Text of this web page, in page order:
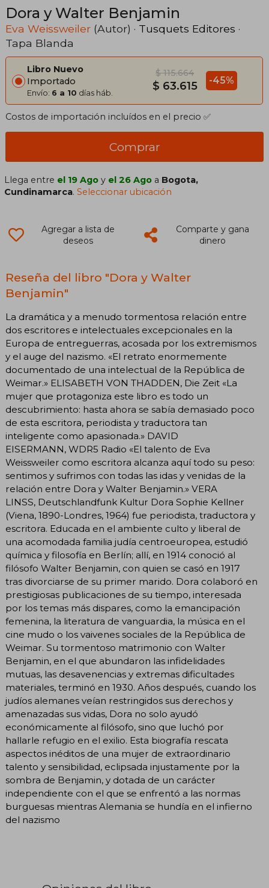
Dora y Walter Benjamin
Eva Weissweiler (Autor) · Tusquets Editores ·
Tapa Blanda
Libro Nuevo
Importado
Envío: 6 a 10 días háb.
$ 115.664
$ 63.615 -45%
Costos de importación incluídos en el precio ✅
Comprar
Llega entre el 19 Ago y el 26 Ago a Bogota,
Cundinamarca.Seleccionar ubicación
Agregar a lista de
deseos
Comparte y gana
dinero
Reseña del libro "Dora y Walter
Benjamin"
La dramática y a menudo tormentosa relación entre
dos escritores e intelectuales excepcionales en la
Europa de entreguerras, acosada por los extremismos
y el auge del nazismo. «El retrato enormemente
documentado de una intelectual de la República de
Weimar.» ELISABETH VON THADDEN, Die Zeit «La
mujer que protagoniza este libro es todo un
descubrimiento: hasta ahora se sabía demasiado poco
de esta escritora, periodista y traductora tan
inteligente como apasionada.» DAVID
EISERMANN, WDR5 Radio «El talento de Eva
Weissweiler como escritora alcanza aquí todo su peso:
sentimos y sufrimos con todas las idas y venidas de la
relación entre Dora y Walter Benjamin.» VERA
LINSS, Deutschlandfunk Kultur Dora Sophie Kellner
(Viena, 1890-Londres, 1964) fue periodista, traductora y
escritora. Educada en el ambiente culto y liberal de
una acomodada familia judía centroeuropea, estudió
química y filosofía en Berlín; allí, en 1914 conoció al
filósofo Walter Benjamin, con quien se casó en 1917
tras divorciarse de su primer marido. Dora colaboró en
prestigiosas publicaciones de su tiempo, interesada
por los temas más dispares, como la emancipación
femenina, la literatura de vanguardia, la música en el
cine mudo o los vaivenes sociales de la República de
Weimar. Su tormentoso matrimonio con Walter
Benjamin, en el que abundaron las infidelidades
mutuas, las desavenencias y extremas dificultades
materiales, terminó en 1930. Años después, cuando los
judíos alemanes veían restringidos sus derechos y
amenazadas sus vidas, Dora no solo ayudó
económicamente al filósofo, sino que luchó por
hallarle refugio en el exilio. Esta biografía rescata
aspectos inéditos de una mujer de extraordinario
talento y sensibilidad, eclipsada injustamente por la
sombra de Benjamin, y dotada de un carácter
independiente con el que se enfrentó a las normas
burguesas mientras Alemania se hundía en el infierno
del nazismo